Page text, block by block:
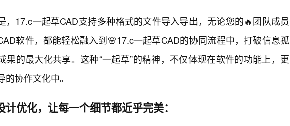
，17.c一起草CAD支持多种格式的文件导入导出，无论您的🔥团队成员
软件，都能轻松融入到🌸17.c一起草CAD的协同流程中，打破信息孤
果的最大化共享。这种“一起草”的精神，不仅体现在软件的功能上，更
协作文化中。
优化，让每一个细节都近乎完美：